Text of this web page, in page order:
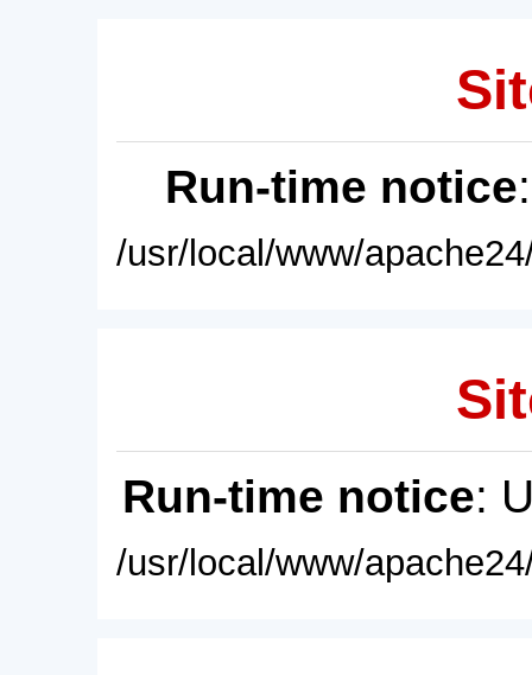
Run-time notice
/usr/local/www/
Run-time notice:
/usr/local/www/